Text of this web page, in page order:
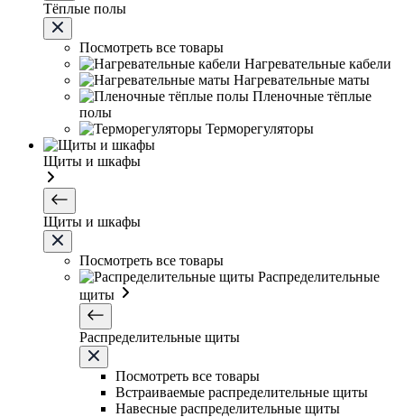
Тёплые полы
Посмотреть все товары
Нагревательные кабели
Нагревательные маты
Пленочные тёплые
полы
Терморегуляторы
Щиты и шкафы
Щиты и шкафы
Посмотреть все товары
Распределительные
щиты
Распределительные щиты
Посмотреть все товары
Встраиваемые распределительные щиты
Навесные распределительные щиты